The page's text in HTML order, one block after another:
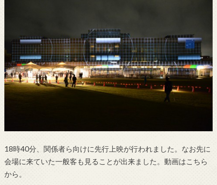
18時40分、関係者ら向けに先行上映が行われました。なお先に
会場に来ていた一般客も見ることが出来ました。動画はこちら
から。